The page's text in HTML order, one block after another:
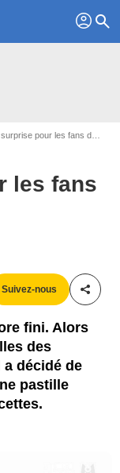
profil search
pour les fans de Tous en cuisine
les fans
Suivez-nous
fini. Alors
des
décidé de
pastille